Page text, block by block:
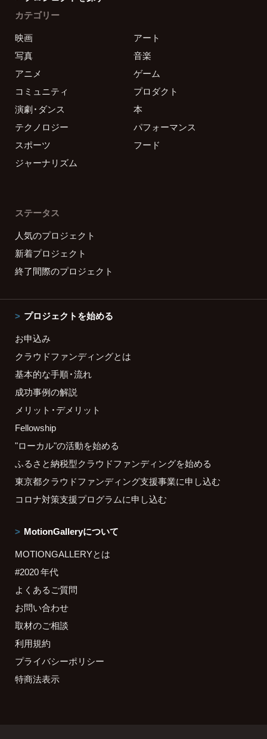
カテゴリー
映画
アート
写真
音楽
アニメ
ゲーム
コミュニティ
プロダクト
演劇・ダンス
本
テクノロジー
パフォーマンス
スポーツ
フード
ジャーナリズム
ステータス
人気のプロジェクト
新着プロジェクト
終了間際のプロジェクト
プロジェクトを始める
お申込み
クラウドファンディングとは
基本的な手順・流れ
成功事例の解説
メリット・デメリット
Fellowship
"ローカル"の活動を始める
ふるさと納税型クラウドファンディングを始める
東京都クラウドファンディング支援事業に申し込む
コロナ対策支援プログラムに申し込む
MotionGalleryについて
MOTIONGALLERYとは
#2020 年代
よくあるご質問
お問い合わせ
取材のご相談
利用規約
プライバシーポリシー
特商法表示